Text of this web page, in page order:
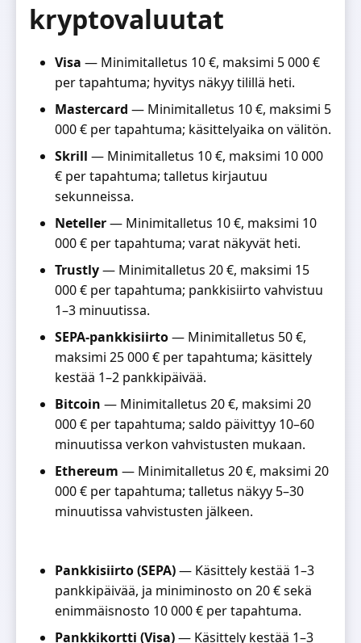
kryptovaluutat
Visa — Minimitalletus 10 €, maksimi 5 000 €
per tapahtuma; hyvitys näkyy tilillä heti.
Mastercard — Minimitalletus 10 €, maksimi 5
000 € per tapahtuma; käsittelyaika on välitön.
Skrill — Minimitalletus 10 €, maksimi 10 000
€ per tapahtuma; talletus kirjautuu
sekunneissa.
Neteller— Minimitalletus 10 €, maksimi 10
000 € per tapahtuma; varat näkyvät heti.
Trustly— Minimitalletus 20 €, maksimi 15
000 € per tapahtuma; pankkisiirto vahvistuu
1–3 minuutissa.
SEPA-pankkisiirto— Minimitalletus 50 €,
maksimi 25 000 € per tapahtuma; käsittely
kestää 1–2 pankkipäivää.
Bitcoin — Minimitalletus 20 €, maksimi 20
000 € per tapahtuma; saldo päivittyy 10–60
minuutissa verkon vahvistusten mukaan.
Ethereum — Minimitalletus 20 €, maksimi 20
000 € per tapahtuma; talletus näkyy 5–30
minuutissa vahvistusten jälkeen.
Pankkisiirto (SEPA)— Käsittely kestää 1–3
pankkipäivää, ja miniminosto on 20 € sekä
enimmäisnosto 10 000 € per tapahtuma.
Pankkikortti (Visa)— Käsittely kestää 1–3